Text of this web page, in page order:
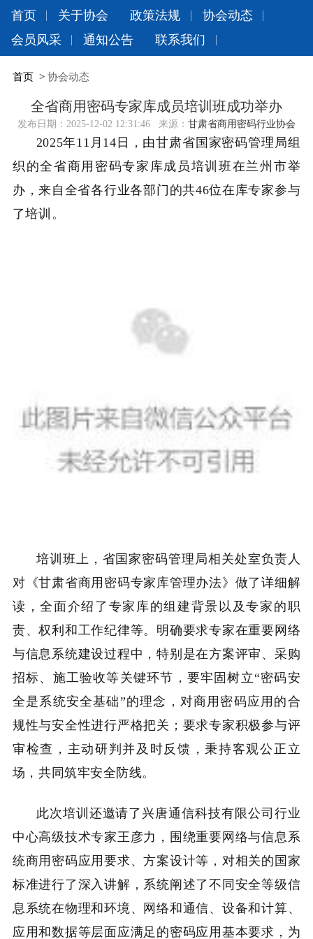
首页 关于协会 政策法规
协会动态
会员风采
通知公告 联系我们
首页> 协会动态
全省商用密码专家库成员培训班成功举办
发布日期： 2025-12-02 12:31:46 来源： 甘肃省商用密码行业协会
2025年11 月 14 日，由甘肃省国家密码管理局组
织的全省商用密码专家库成员培训班在兰州市举
办，来自全省各行业各部门的共46位在库专家参与
了培训。
培训班上，省国家密码管理局相关处室负责人
对《甘肃省商用密码专家库管理办法》做了详细解
读，全面介绍了专家库的组建背景以及专家的职
责、权利和工作纪律等。明确要求专家在重要网络
与信息系统建设过程中，特别是在方案评审、采购
招标、施工验收等关键环节，要牢固树立“密码安
全是系统安全基础”的理念，对商用密码应用的合
规性与安全性进行严格把关；要求专家积极参与评
审检查，主动研判并及时反馈，秉持客观公正立
场，共同筑牢安全防线。
此次培训还邀请了兴唐通信科技有限公司行业
中心高级技术专家王彦力，围绕重要网络与信息系
统商用密码应用要求、方案设计等，对相关的国家
标准进行了深入讲解，系统阐述了不同安全等级信
息系统在物理和环境、网络和通信、设备和计算、
应用和数据等层面应满足的密码应用基本要求，为